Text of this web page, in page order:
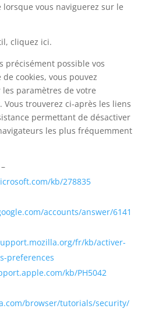
vous naviguerez sur le
cliquez ici.
précisément possible vos
cookies, vous pouvez
paramètres de votre
trouverez ci-après les liens
permettant de désactiver
les plus fréquemment
kb/278835
accounts/answer/6141
fr/kb/activer-
preferences
kb/PH5042
browser/tutorials/security/